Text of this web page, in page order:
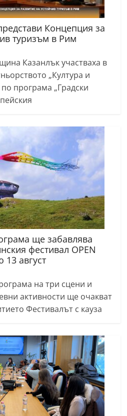
Концепция за
туризъм в Рим
Казанлък участваха в
„Култура и
програма „Градски
ще забавлява
фестивал OPEN
13 август
на три сцени и
активности ще очакват
Фестивалът с кауза